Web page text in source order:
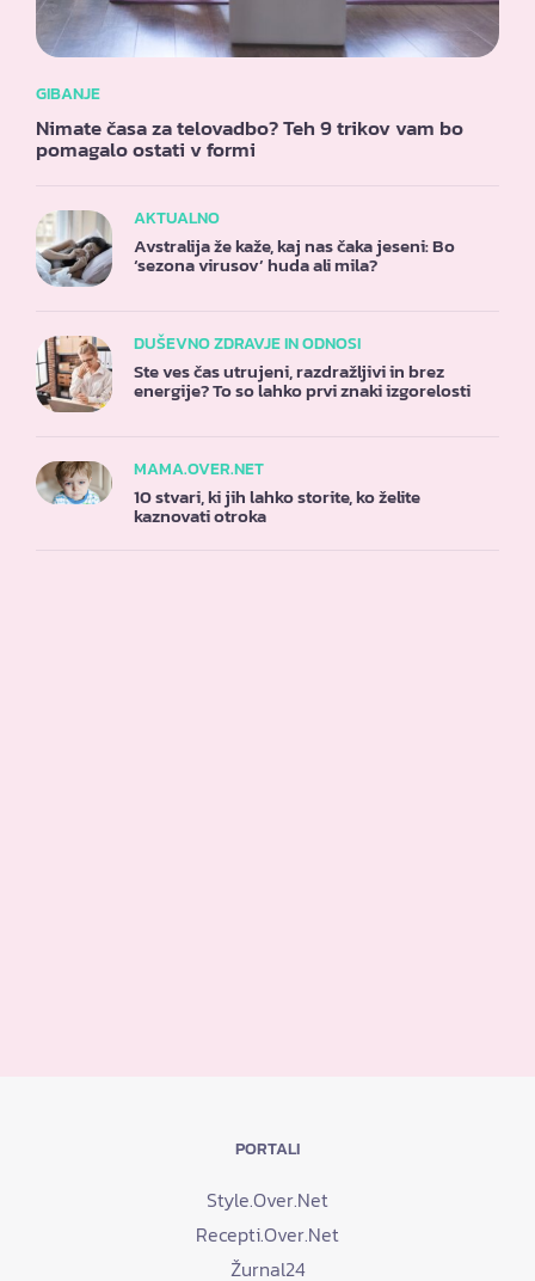
GIBANJE
Nimate časa za telovadbo? Teh 9 trikov vam bo
pomagalo ostati v formi
AKTUALNO
Avstralija že kaže, kaj nas čaka jeseni: Bo
‘sezona virusov’ huda ali mila?
DUŠEVNO ZDRAVJE IN ODNOSI
Ste ves čas utrujeni, razdražljivi in brez
energije? To so lahko prvi znaki izgorelosti
MAMA.OVER.NET
10 stvari, ki jih lahko storite, ko želite
kaznovati otroka
PORTALI
Style.Over.Net
Recepti.Over.Net
Žurnal24